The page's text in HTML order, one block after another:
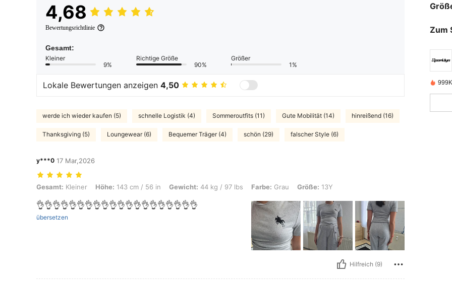
4,68
Bewertungsrichtlinie
Gesamt:
Kleiner
9%
Richtige Größe
90%
Größer
1%
Lokale Bewertungen anzeigen 4,50
werde ich wieder kaufen (5) schnelle Logistik (4) Sommeroutfits (11) Gute Mobilität (14) hinreißend (16)
Thanksgiving (5) Loungewear (6) Bequemer Träger (4) schön (29) falscher Style (6)
y***0 17 Mar,2026
Gesamt: Kleiner, Höhe: 143 cm / 56 in, Gewicht: 44 kg / 97 lbs, Farbe: Grau, Größe: 13Y
Gesamt: Kleiner Höhe: 143 cm / 56 in Gewicht: 44 kg / 97 lbs Farbe: Grau Größe: 13Y
👌👌👌👌👌👌👌👌👌👌👌👌👌👌👌👌👌👌👌👌
übersetzen
Hilfreich (9)
Zum